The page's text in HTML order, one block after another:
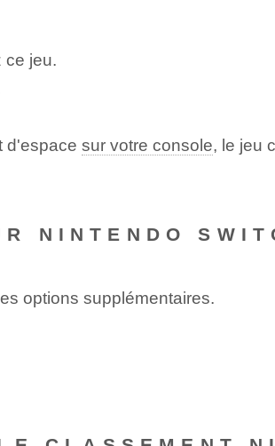
ce jeu.
d'espace sur votre console, le jeu
NINTENDO
options supplémentaires.